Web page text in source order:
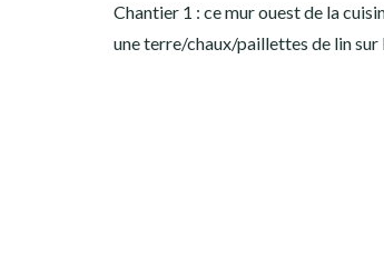
Chantier 1 : ce mur ouest de la
une terre/chaux/paillettes de lin sur